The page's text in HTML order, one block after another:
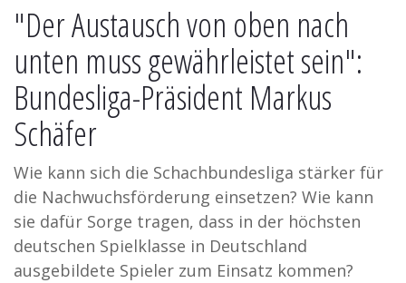
"Der Austausch von oben nach
unten muss gewährleistet sein":
Bundesliga-Präsident Markus
Schäfer
Wie kann sich die Schachbundesliga stärker für
die Nachwuchsförderung einsetzen? Wie kann
sie dafür Sorge tragen, dass in der höchsten
deutschen Spielklasse in Deutschland
ausgebildete Spieler zum Einsatz kommen?